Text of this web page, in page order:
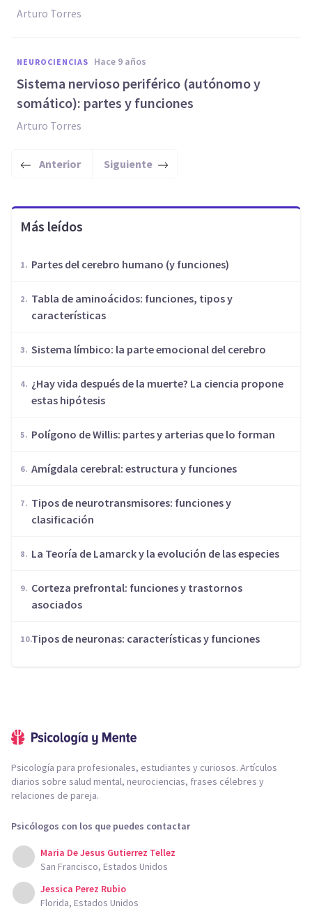
Arturo Torres
NEUROCIENCIAS hace 9 años
Sistema nervioso periférico (autónomo y
somático): partes y funciones
Arturo Torres
Anterior Siguiente
Más leídos
Partes del cerebro humano (y funciones)
​Tabla de aminoácidos: funciones, tipos y
características
Sistema límbico: la parte emocional del cerebro
¿Hay vida después de la muerte? La ciencia propone
estas hipótesis
Polígono de Willis: partes y arterias que lo forman
Amígdala cerebral: estructura y funciones
​Tipos de neurotransmisores: funciones y
clasificación
​La Teoría de Lamarck y la evolución de las especies
Corteza prefrontal: funciones y trastornos
asociados
​Tipos de neuronas: características y funciones
Psicología para profesionales, estudiantes y curiosos. Artículos
diarios sobre salud mental, neurociencias, frases célebres y
relaciones de pareja.
Psicólogos con los que puedes contactar
Maria De Jesus Gutierrez Tellez
San Francisco, Estados Unidos
Jessica Perez Rubio
Florida, Estados Unidos